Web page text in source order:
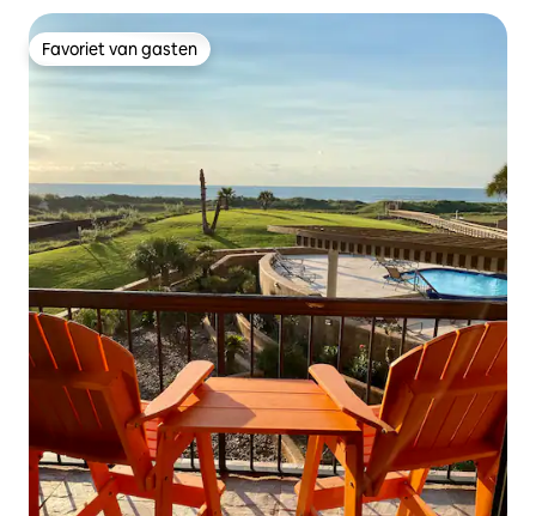
Favoriet van gasten
Favoriet van gasten